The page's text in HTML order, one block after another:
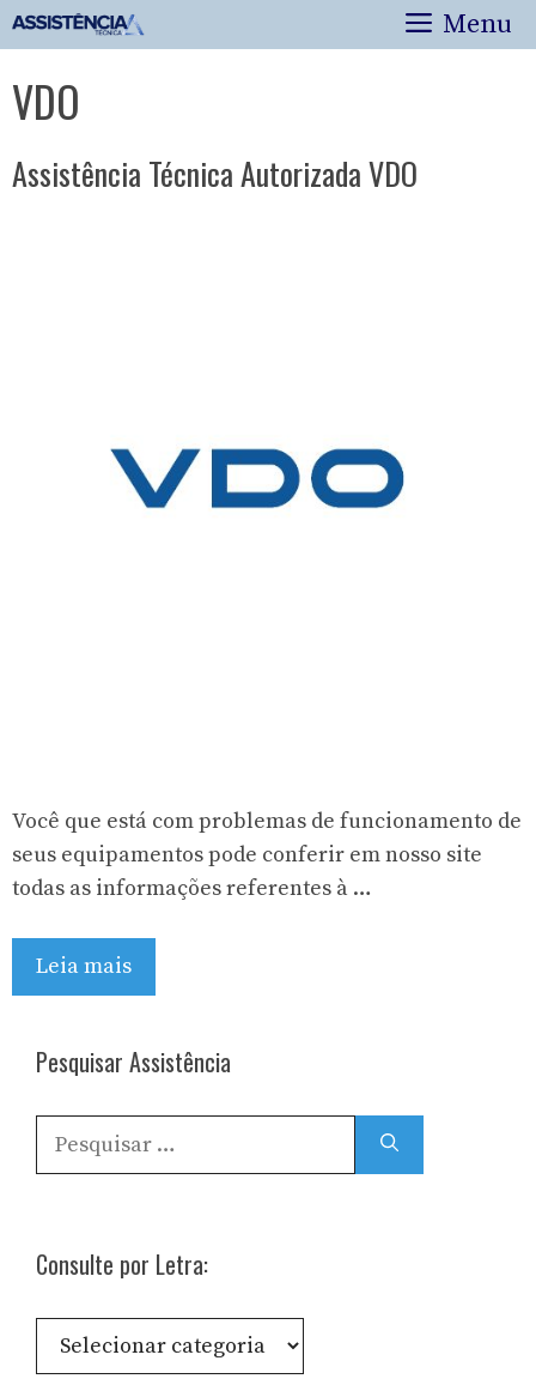
Pular
para
conteúdo
Menu
VDO
Assistência Técnica Autorizada VDO
Você que está com problemas de funcionamento de
seus equipamentos pode conferir em nosso site
todas as informações referentes à …
Leia mais
Pesquisar Assistência
Pesquisar
por:
Consulte por Letra:
Consulte